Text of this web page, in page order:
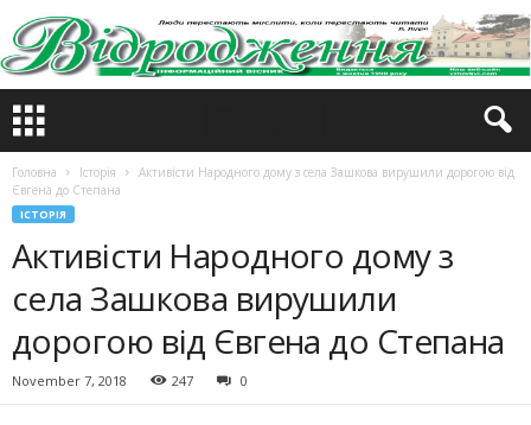
Головна Історія
Активісти Народного дому з села Зашкова вирушили дорогою від
Євгена до Степана
ІСТОРІЯ
Активісти Народного дому з
села Зашкова вирушили
дорогою від Євгена до Степана
November 7, 2018 247 0